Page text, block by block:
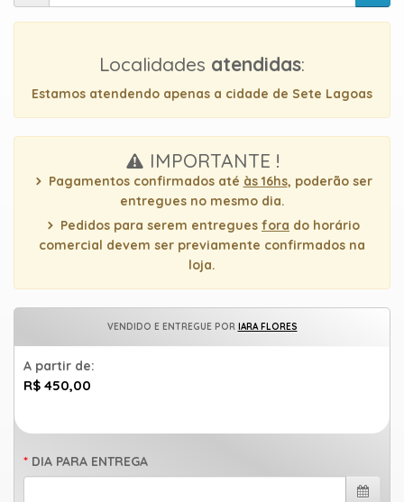
TIPOS
Central
9889-
Chat
Envie-
uma
Localidades atendidas:
Estamos atendendo apenas a cidade de Sete Lagoas
IMPORTANTE !
Pagamentos confirmados até às 16hs, poderão ser
entregues no mesmo dia.
Pedidos para serem entregues fora do horário
comercial devem ser previamente confirmados na
loja.
VENDIDO E ENTREGUE POR IARA FLORES
A partir de:
R$ 450,00
DIA PARA ENTREGA